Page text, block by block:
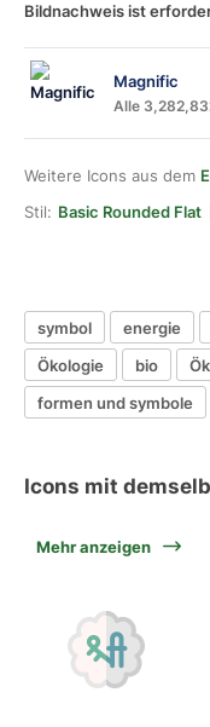
Bildnachweis ist
Magnific
Alle
Weitere Icons aus dem
Stil: Basic Rounded Flat
symbol energie
Ökologie
bio
formen und symbole
Icons mit
Mehr anzeigen